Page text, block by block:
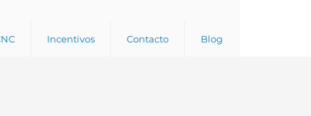
Incentivos Contacto Blog